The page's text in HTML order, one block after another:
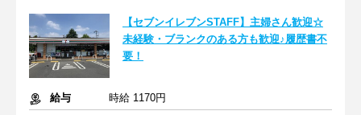
【セブンイレブンSTAFF】主婦さん歓迎☆
未経験・ブランクのある方も歓迎♪履歴書不
要！
給与
時給 1170円